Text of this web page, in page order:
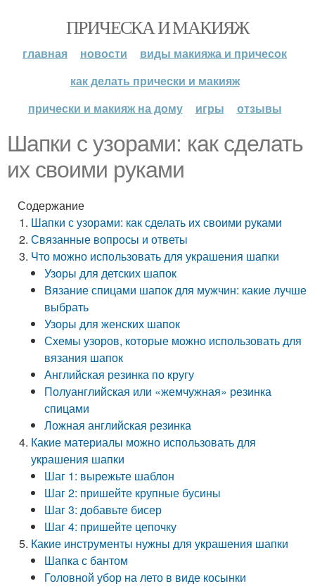
ПРИЧЕСКА И МАКИЯЖ
главная новости
виды макияжа и причесок
как делать прически и макияж
прически и макияж на дому
игры отзывы
Шапки с узорами: как сделать
их своими руками
Содержание
Шапки с узорами: как сделать их своими руками
Связанные вопросы и ответы
Что можно использовать для украшения шапки
Узоры для детских шапок
Вязание спицами шапок для мужчин: какие лучше
выбрать
Узоры для женских шапок
Схемы узоров, которые можно использовать для
вязания шапок
Английская резинка по кругу
Полуанглийская или «жемчужная» резинка
спицами
Ложная английская резинка
Какие материалы можно использовать для
украшения шапки
Шаг 1: вырежьте шаблон
Шаг 2: пришейте крупные бусины
Шаг 3: добавьте бисер
Шаг 4: пришейте цепочку
Какие инструменты нужны для украшения шапки
Шапка с бантом
Головной убор на лето в виде косынки